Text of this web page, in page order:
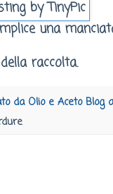
una
raccolta.
da Olio e Aceto Blog